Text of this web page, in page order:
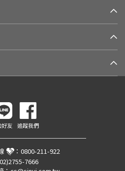
好友 追蹤我們
： 0800-211-922
7666